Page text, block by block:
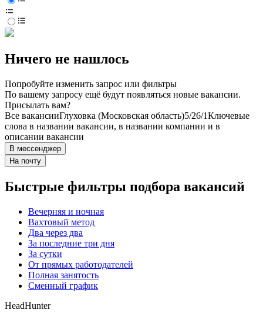
Ничего не нашлось
Попробуйте изменить запрос или фильтры
По вашему запросу ещё будут появляться новые вакансии.
Присылать вам?
Все вакансииГлуховка (Московская область)5/26/1Ключевые
слова в названии вакансии, в названии компании и в
описании вакансии
В мессенджер
На почту
Быстрые фильтры подбора вакансий
Вечерняя и ночная
Вахтовый метод
Два через два
За последние три дня
За сутки
От прямых работодателей
Полная занятость
Сменный график
HeadHunter